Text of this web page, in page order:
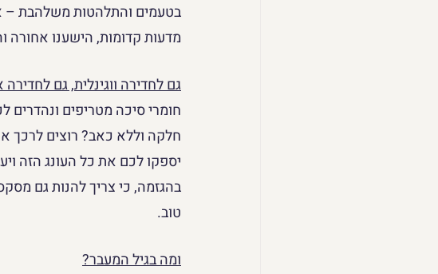
בטעמים והתלהטות משלהבת –
מדעות קדומות, הישענו אחורה
גם לחדירה ווגינלית, גם
חומרי סיכה מטריפים
חלקה וללא כאב? רוצים לרכך
יספקו לכם את כל העונג הזה
בהגזמה, כי צריך להנות גם
טוב.
ומה בגיל המעבר?